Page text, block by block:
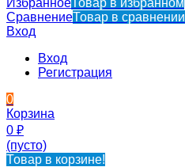
ИзбранноеТовар в избранном
СравнениеТовар в сравнении
Вход
Вход
Регистрация
0
Корзина
0 ₽
(пусто)
Товар в корзине!